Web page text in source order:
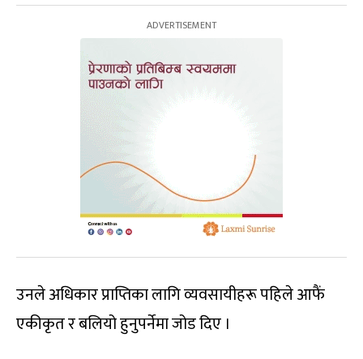
उनले अधिकार प्राप्तिका लागि व्यवसायीहरू पहिले आफैं
एकीकृत र बलियो हुनुपर्नेमा जोड दिए ।